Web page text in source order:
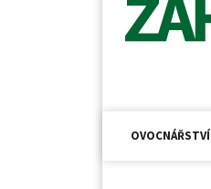
OVOCNÁŘSTVÍ